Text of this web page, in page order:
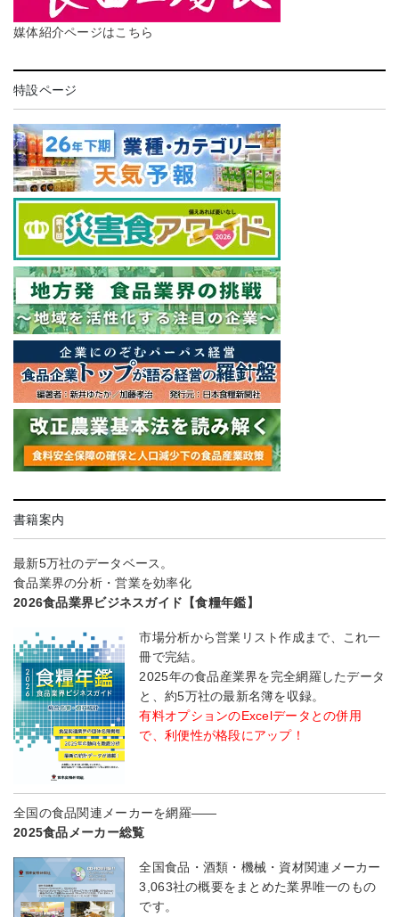
媒体紹介ページはこちら
特設ページ
書籍案内
最新5万社のデータベース。
食品業界の分析・営業を効率化
2026食品業界ビジネスガイド【食糧年鑑】
市場分析から営業リスト作成まで、これ一
冊で完結。
2025年の食品産業界を完全網羅したデータ
と、約5万社の最新名簿を収録。
有料オプションのExcelデータとの併用
で、利便性が格段にアップ！
全国の食品関連メーカーを網羅――
2025食品メーカー総覧
全国食品・酒類・機械・資材関連メーカー
3,063社の概要をまとめた業界唯一のもの
です。